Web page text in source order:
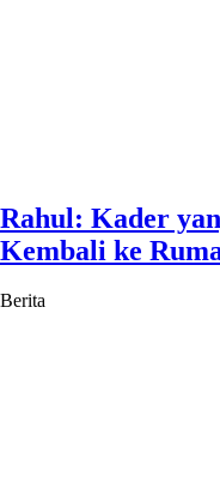
Rahul: Kader
Kembali ke
Berita